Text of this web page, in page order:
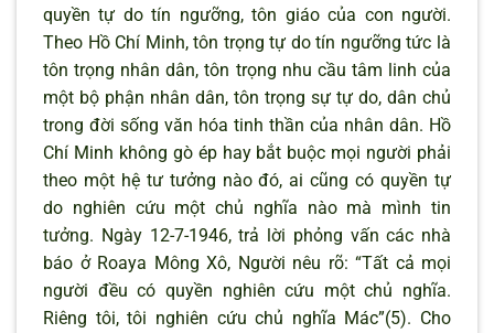
quyền tự do tín ngưỡng, tôn giáo của con người.
Theo Hồ Chí Minh, tôn trọng tự do tín ngưỡng tức là
tôn trọng nhân dân, tôn trọng nhu cầu tâm linh của
một bộ phận nhân dân, tôn trọng sự tự do, dân chủ
trong đời sống văn hóa tinh thần của nhân dân. Hồ
Chí Minh không gò ép hay bắt buộc mọi người phải
theo một hệ tư tưởng nào đó, ai cũng có quyền tự
do nghiên cứu một chủ nghĩa nào mà mình tin
tưởng. Ngày 12-7-1946, trả lời phỏng vấn các nhà
báo ở Roaya Mông Xô, Người nêu rõ: “Tất cả mọi
người đều có quyền nghiên cứu một chủ nghĩa.
Riêng tôi, tôi nghiên cứu chủ nghĩa Mác”(5). Cho